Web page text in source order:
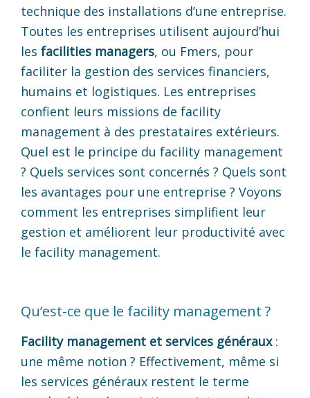
technique des installations d’une entreprise.
Toutes les entreprises utilisent aujourd’hui
les facilities managers, ou Fmers, pour
faciliter la gestion des services financiers,
humains et logistiques. Les entreprises
confient leurs missions de facility
management à des prestataires extérieurs.
Quel est le principe du facility management
? Quels services sont concernés ? Quels sont
les avantages pour une entreprise ? Voyons
comment les entreprises simplifient leur
gestion et améliorent leur productivité avec
le facility management.
Qu’est-ce que le facility management ?
Facility management et services généraux:
une même notion ? Effectivement, même si
les services généraux restent le terme